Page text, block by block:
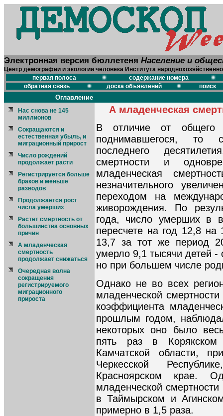
Электронная версия бюллетеня Население и
Центр демографии и экологии человека Института
первая полоса
содержание номера
обратная связь
доска объявлений поиск
Оглавление
Нас снова не 145
миллионов
Сокращаются и
естественная убыль, и
миграционный прирост
Число рождений
продолжает расти
Регистрируется больше
браков и меньше
разводов
Продолжается рост
числа умерших
Растет смертность от
большинства основных
причин
А младенческая
смертность
продолжает снижаться
Очередная волна
сокращения
регистрируемого
миграционного
прироста
А младенческая
В отличие от общего
поднимавшегося, то
последнего
смертности и
младенческая
незначительного
переходом на
живорождения. По
года, число умерших в
пересчете на год 12,8
13,7 за тот же период
умерло 9,1 тысячи детей -
но при большем числе
Однако не во всех
младенческой
коэффициента
прошлым годом,
некоторых оно было
пять раз в
Камчатской области,
Черкесской
Красноярском крае.
младенческой
в Таймырском и
примерно в 1,5 раза.